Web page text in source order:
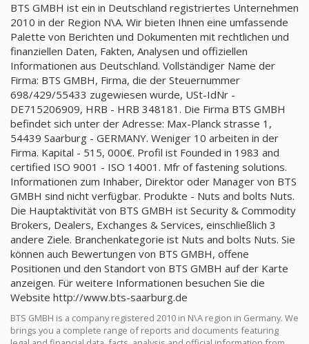
BTS GMBH ist ein in Deutschland registriertes Unternehmen
2010 in der Region N\A. Wir bieten Ihnen eine umfassende
Palette von Berichten und Dokumenten mit rechtlichen und
finanziellen Daten, Fakten, Analysen und offiziellen
Informationen aus Deutschland. Vollständiger Name der
Firma: BTS GMBH, Firma, die der Steuernummer
698/429/55433 zugewiesen wurde, USt-IdNr -
DE715206909, HRB - HRB 348181. Die Firma BTS GMBH
befindet sich unter der Adresse: Max-Planck strasse 1,
54439 Saarburg - GERMANY. Weniger 10 arbeiten in der
Firma. Kapital - 515, 000€. Profil ist Founded in 1983 and
certified ISO 9001 - ISO 14001. Mfr of fastening solutions.
Informationen zum Inhaber, Direktor oder Manager von BTS
GMBH sind nicht verfügbar. Produkte - Nuts and bolts Nuts.
Die Hauptaktivität von BTS GMBH ist Security & Commodity
Brokers, Dealers, Exchanges & Services, einschließlich 3
andere Ziele. Branchenkategorie ist Nuts and bolts Nuts. Sie
können auch Bewertungen von BTS GMBH, offene
Positionen und den Standort von BTS GMBH auf der Karte
anzeigen. Für weitere Informationen besuchen Sie die
Website http://www.bts-saarburg.de
BTS GMBH is a company registered 2010 in N\A region in Germany. We
brings you a complete range of reports and documents featuring